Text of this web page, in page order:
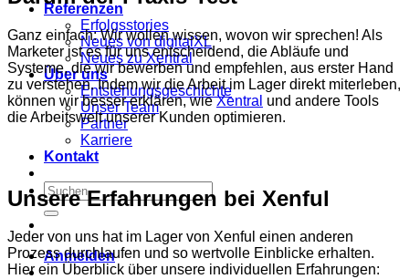
Referenzen
Erfolgsstories
Neues von digitalXL
Neues zu Xentral
Über uns
Entstehungsgeschichte
Unser Team
Partner
Karriere
Kontakt
Suchen
nach:
Anmelden
Ganz einfach: Wir wollen wissen, wovon wir sprechen! Als
Marketer ist es für uns entscheidend, die Abläufe und
Systeme, die wir bewerben und empfehlen, aus erster Hand
zu verstehen. Indem wir die Arbeit im Lager direkt miterleben,
können wir besser erklären, wieXentral und andere Tools
die Arbeitswelt unserer Kunden optimieren.
Unsere Erfahrungen bei Xenful
Jeder von uns hat im Lager von Xenful einen anderen
Prozess durchlaufen und so wertvolle Einblicke erhalten.
Hier ein Überblick über unsere individuellen Erfahrungen: